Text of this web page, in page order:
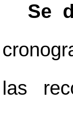
Se
las